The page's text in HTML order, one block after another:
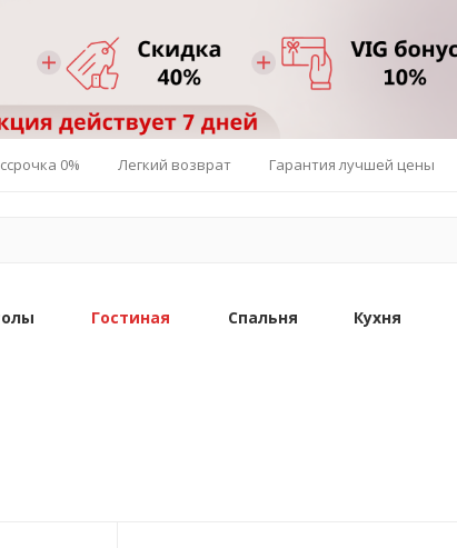
0% Легкий возврат Гарантия лучшей цены
Гостиная Спальня Кухня